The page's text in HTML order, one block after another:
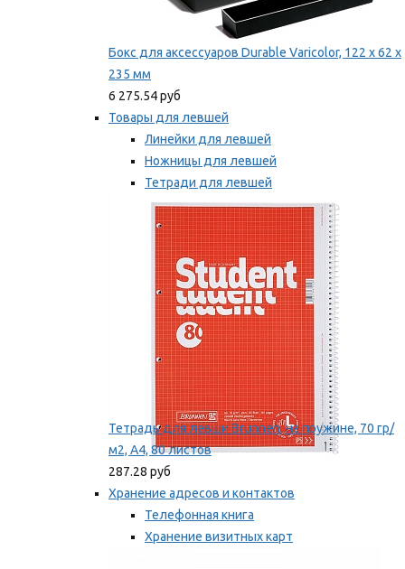
Бокс для аксессуаров Durable Varicolor, 122 x 62 x
235 мм
6 275.54 руб
Товары для левшей
Линейки для левшей
Ножницы для левшей
Тетради для левшей
Точилки для левшей
Мы рекомендуем
Тетрадь для левши Brunnen, на пружине, 70 гр/
м2, А4, 80 листов
287.28 руб
Хранение адресов и контактов
Телефонная книга
Хранение визитных карт